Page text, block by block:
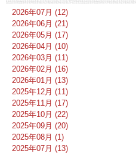
2026年07月 (12)
2026年06月 (21)
2026年05月 (17)
2026年04月 (10)
2026年03月 (11)
2026年02月 (16)
2026年01月 (13)
2025年12月 (11)
2025年11月 (17)
2025年10月 (22)
2025年09月 (20)
2025年08月 (1)
2025年07月 (13)